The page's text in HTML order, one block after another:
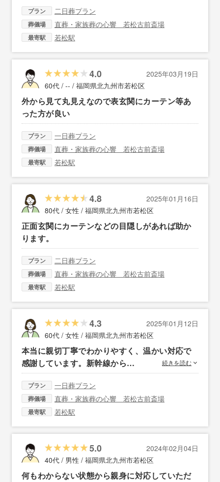
プラン 二日葬プラン
葬儀場 直葬・家族葬の心響 若松古前斎場
最寄駅 若松駅
4.0
2025年03月19日
60代 / -- / 福岡県北九州市若松区
外から見て丸見えなので表玄関にカーテン等あ
った方が良い
プラン 一日葬プラン
葬儀場 直葬・家族葬の心響 若松古前斎場
最寄駅 若松駅
4.8
2025年01月16日
80代 / 女性 / 福岡県北九州市若松区
正面玄関にカーテンなどの目隠しがあれば助か
ります。
プラン 二日葬プラン
葬儀場 直葬・家族葬の心響 若松古前斎場
最寄駅 若松駅
4.3
2025年01月12日
60代 / 女性 / 福岡県北九州市若松区
本当に親切丁寧でわかりやすく、温かい対応で
感謝しています。新幹線から…
続きを読む
プラン 一日葬プラン
葬儀場 直葬・家族葬の心響 若松古前斎場
最寄駅 若松駅
5.0
2024年02月04日
40代 / 男性 / 福岡県北九州市若松区
何もわからない状態から親身に対応していただ